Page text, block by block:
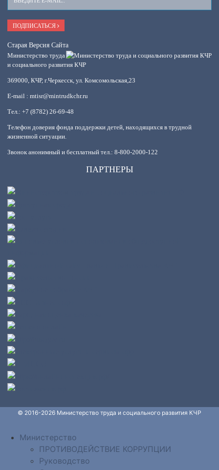
E-
Mail
ПОДПИСАТЬСЯ
Старая Версия Сайта
Министерство труда
и социального развития КЧР
369000, КЧР, г.Черкесск, ул. Комсомольская,23
E-mail : mtisr@mintrudkchr.ru
Тел.: +7 (8782) 26-69-48
Телефон доверия фонда поддержки детей, находящихся в трудной
жизненной ситуации.
Звонок анонимный и бесплатный тел.: 8-800-2000-122
ПАРТНЕРЫ
© 2016-2026 Министерство труда и социального развития КЧР
Министерство
ПРОТИВОДЕЙСТВИЕ КОРРУПЦИИ
Руководство